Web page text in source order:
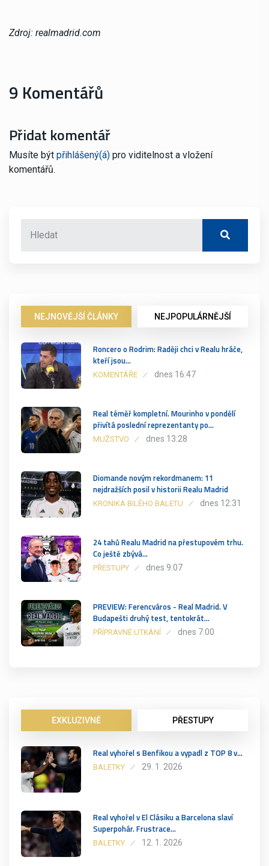
Zdroj: realmadrid.com
9 Komentářů
Přidat komentář
Musíte být přihlášený(á) pro viditelnost a vložení
komentářů.
NEJNOVĚJŠÍ ČLÁNKY NEJPOPULÁRNĚJŠÍ
Roncero o Rodrim: Raději chci v Realu hráče,
kteří jsou…
KOMENTÁŘE dnes 16:47
Real téměř kompletní. Mourinho v pondělí
přivítá poslední reprezentanty po…
MUŽSTVO dnes 13:28
Diomande novým rekordmanem: 11
nejdražších posil v historii Realu Madrid
KRONIKA BILÉHO BALETU dnes 12:31
24 tahů Realu Madrid na přestupovém trhu.
Co ještě zbývá…
PŘESTUPY dnes 9:07
PREVIEW: Ferencváros - Real Madrid. V
Budapešti druhý test, tentokrát…
PŘÍPRAVNÉ UTKÁNÍ dnes 7:00
EXKLUZIVNĚ PŘESTUPY
Real vyhořel s Benfikou a vypadl z TOP 8 v…
BALETKY 29. 1. 2026
Real vyhořel v El Clásiku a Barcelona slaví
Superpohár. Frustrace…
BALETKY 12. 1. 2026